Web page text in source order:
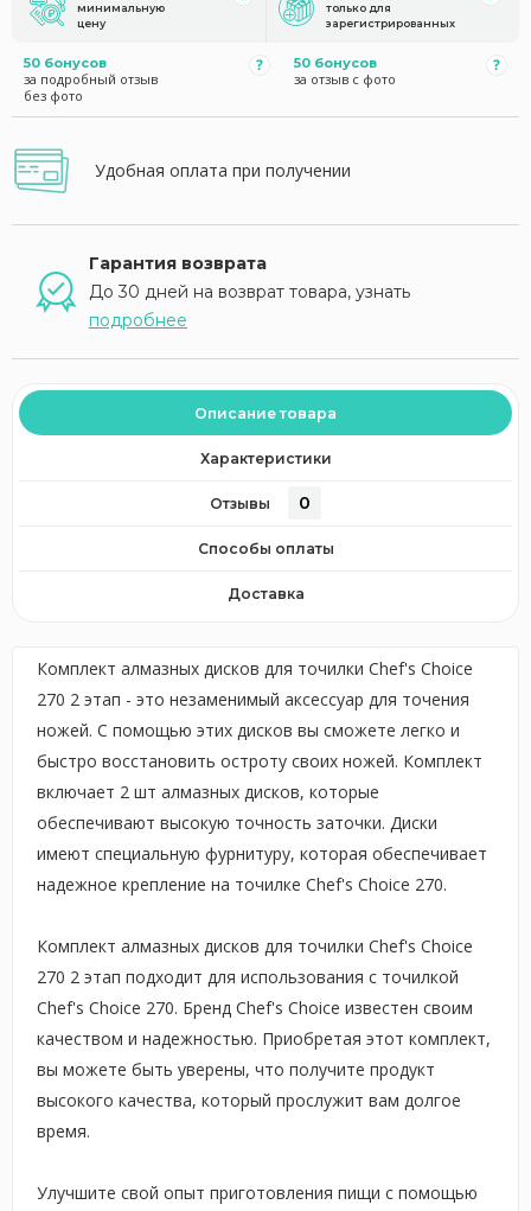
минимальную
цену
только для
зарегистрированных
50 бонусов
за подробный отзыв
без фото
50 бонусов
за отзыв с фото
Удобная оплата при получении
Гарантия возврата
До 30 дней на возврат товара, узнать
подробнее
Описание товара
Характеристики
Отзывы 0
Способы оплаты
Доставка
Комплект алмазных дисков для точилки Chef's Choice
270 2 этап - это незаменимый аксессуар для точения
ножей. С помощью этих дисков вы сможете легко и
быстро восстановить остроту своих ножей. Комплект
включает 2 шт алмазных дисков, которые
обеспечивают высокую точность заточки. Диски
имеют специальную фурнитуру, которая обеспечивает
надежное крепление на точилке Chef's Choice 270.
Комплект алмазных дисков для точилки Chef's Choice
270 2 этап подходит для использования с точилкой
Chef's Choice 270. Бренд Chef's Choice известен своим
качеством и надежностью. Приобретая этот комплект,
вы можете быть уверены, что получите продукт
высокого качества, который прослужит вам долгое
время.
Улучшите свой опыт приготовления пищи с помощью